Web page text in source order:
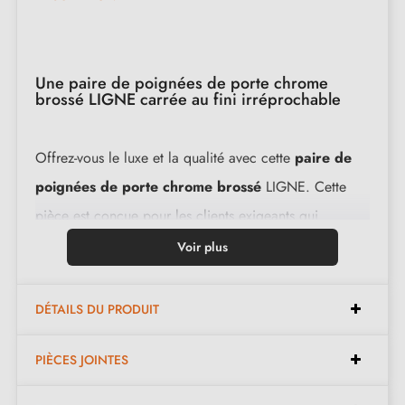
Une paire de poignées de porte chrome
brossé LIGNE carrée au fini irréprochable
Offrez-vous le luxe et la qualité avec cette paire de
poignées de porte chrome brossé LIGNE. Cette
pièce est conçue pour les clients exigeants qui
cherchent à la fois l'élégance et la longévité. Avec son
solution complète pour répondre à vos besoins.
Caractéristiques :
Voir plus
DÉTAILS DU PRODUIT
PIÈCES JOINTES